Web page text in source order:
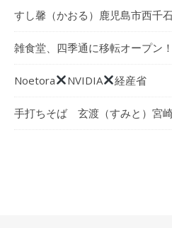
すし馨（かおる）鹿児島市西千
雑食堂、四季通に移転オープン！
Noetora NVIDIA 経産省
手打ちそば 玄渡（すみと）宮